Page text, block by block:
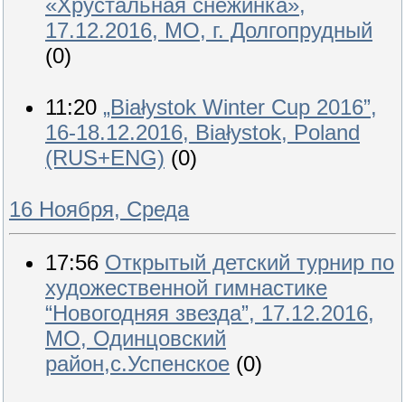
«Хрустальная снежинка»,
17.12.2016, МО, г. Долгопрудный
(0)
11:20 „Białystok Winter Cup 2016”,
16-18.12.2016, Białystok, Poland
(RUS+ENG) (0)
16 Ноября, Среда
17:56 Открытый детский турнир по
художественной гимнастике
“Новогодняя звезда”, 17.12.2016,
МО, Одинцовский
район,с.Успенское (0)